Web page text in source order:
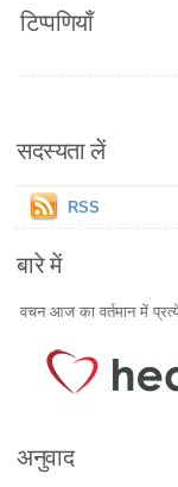
टिप्पणियाँ
सदस्यता लें
RSS
बारे में
वचन आज का वर्तमान में
अनुवाद